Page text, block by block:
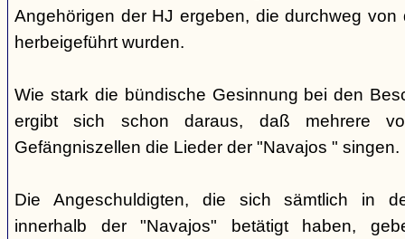
Angehörigen der HJ ergeben, die durchweg von
herbeigeführt wurden.
Wie stark die bündische Gesinnung bei den
ergibt sich schon daraus, daß mehrere
Gefängniszellen die Lieder der "Navajos " singen.
Die Angeschuldigten, die sich sämtlich in
innerhalb der "Navajos" betätigt haben,